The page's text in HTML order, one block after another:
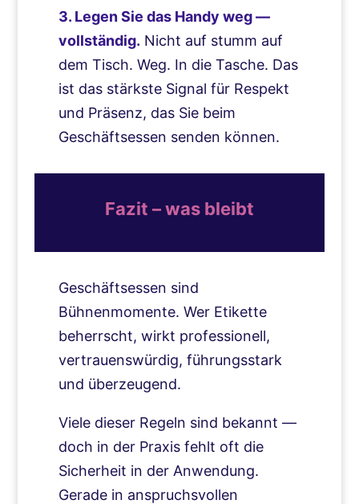
3. Legen Sie das Handy weg —
vollständig. Nicht auf stumm auf
dem Tisch. Weg. In die Tasche. Das
ist das stärkste Signal für Respekt
und Präsenz, das Sie beim
Geschäftsessen senden können.
Fazit – was bleibt
Geschäftsessen sind
Bühnenmomente. Wer Etikette
beherrscht, wirkt professionell,
vertrauenswürdig, führungsstark
und überzeugend.
Viele dieser Regeln sind bekannt —
doch in der Praxis fehlt oft die
Sicherheit in der Anwendung.
Gerade in anspruchsvollen